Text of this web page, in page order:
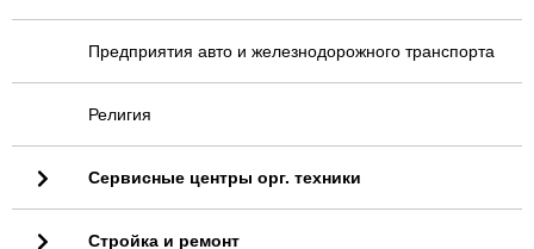
Предприятия авто и железнодорожного транспорта
Религия
Сервисные центры орг. техники
Стройка и ремонт